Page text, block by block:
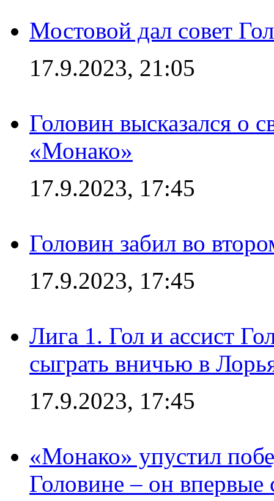
Мостовой дал совет
17.9.2023, 21:05
Головин высказался о
«Монако»
17.9.2023, 17:45
Головин забил во
17.9.2023, 17:45
Лига 1. Гол и ассист
сыграть вничью в
17.9.2023, 17:45
«Монако» упустил
Головине – он впервые